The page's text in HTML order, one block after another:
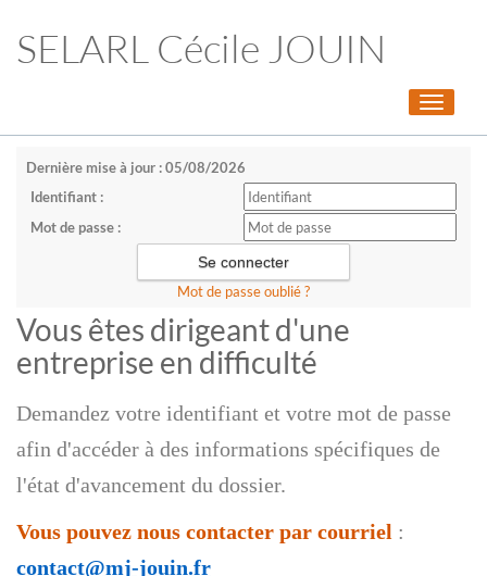
SELARL Cécile JOUIN
Toggle
Dernière mise à jour : 05/08/2026
Identifiant :
Mot de passe :
Mot de passe oublié ?
Vous êtes dirigeant d'une
entreprise en difficulté
Demandez votre identifiant et votre mot de passe
afin d'accéder à des informations spécifiques de
l'état d'avancement du dossier.
Vous pouvez nous contacter par courriel :
contact@mj-jouin.fr